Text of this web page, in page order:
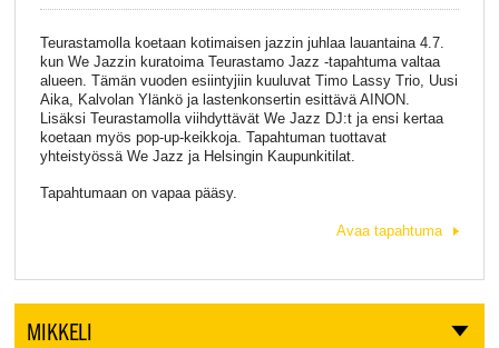
Teurastamolla koetaan kotimaisen jazzin juhlaa lauantaina 4.7.
kun We Jazzin kuratoima Teurastamo Jazz -tapahtuma valtaa
alueen. Tämän vuoden esiintyjiin kuuluvat Timo Lassy Trio, Uusi
Aika, Kalvolan Ylänkö ja lastenkonsertin esittävä AINON.
Lisäksi Teurastamolla viihdyttävät We Jazz DJ:t ja ensi kertaa
koetaan myös pop-up-keikkoja. Tapahtuman tuottavat
yhteistyössä We Jazz ja Helsingin Kaupunkitilat.
Tapahtumaan on vapaa pääsy.
Avaa tapahtuma
MIKKELI